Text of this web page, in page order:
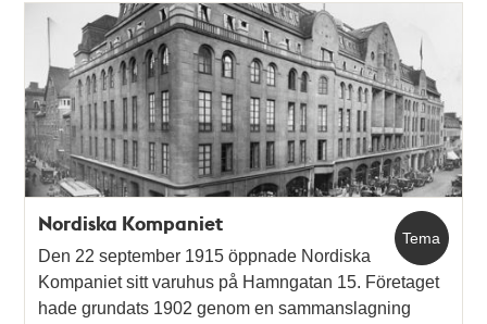
Tema
Nordiska Kompaniet
Den 22 september 1915 öppnade Nordiska
Kompaniet sitt varuhus på Hamngatan 15. Företaget
hade grundats 1902 genom en sammanslagning